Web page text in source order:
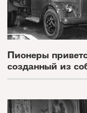
Пионеры
созданный из